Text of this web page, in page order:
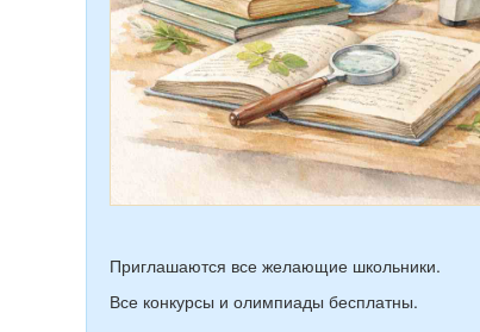
Приглашаются все желающие школьники.
Все конкурсы и олимпиады бесплатны.